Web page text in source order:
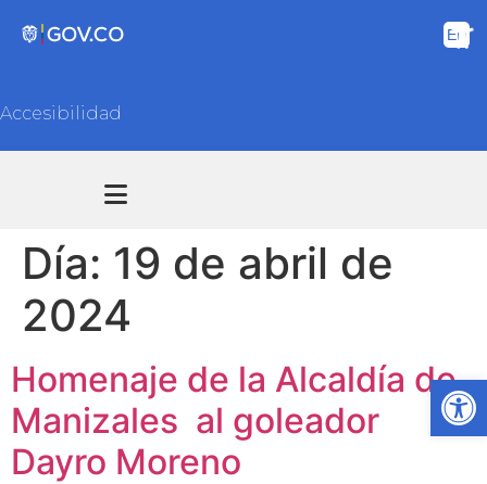
Accesibilidad
Día: 19 de abril de
2024
Homenaje de la Alcaldía de
Manizales al goleador
Dayro Moreno